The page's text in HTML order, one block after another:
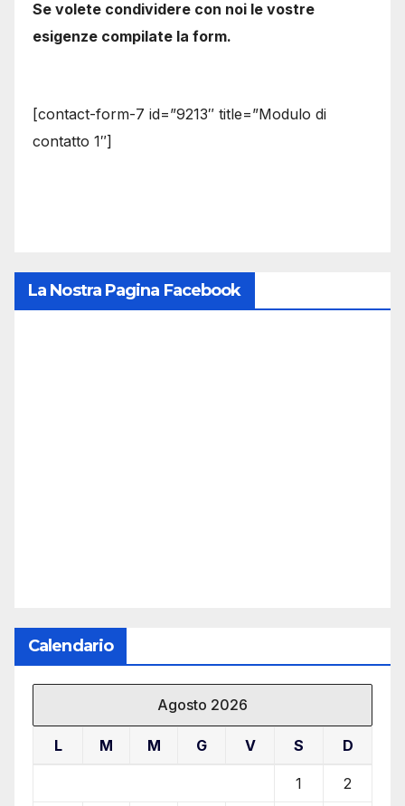
Se volete condividere con noi le vostre
esigenze compilate la form.
[contact-form-7 id=”9213″ title=”Modulo di
contatto 1″]
La Nostra Pagina Facebook
Calendario
Agosto 2026
L M M G V S D
1 2